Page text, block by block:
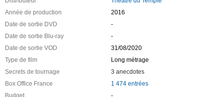
Année de production
2016
Date de sortie DVD
-
Date de sortie Blu-ray
-
Date de sortie VOD
31/08/2020
Type de film
Long métrage
Secrets de tournage
3 anecdotes
Box Office France
1 474 entrées